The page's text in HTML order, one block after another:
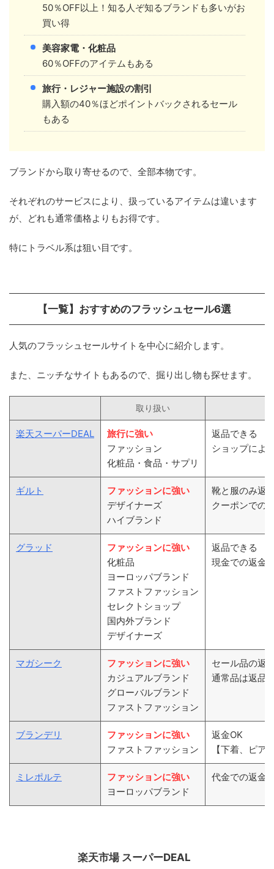
50％OFF以上！知る人ぞ知るブランドも多いがお
買い得
美容家電・化粧品
60％OFFのアイテムもある
旅行・レジャー施設の割引
購入額の40％ほどポイントバックされるセール
もある
ブランドから取り寄せるので、全部本物です。
それぞれのサービスにより、扱っているアイテムは違います
が、どれも通常価格よりもお得です。
特にトラベル系は狙い目です。
【一覧】おすすめのフラッシュセール6選
人気のフラッシュセールサイトを中心に紹介します。
また、ニッチなサイトもあるので、掘り出し物も探せます。
取り扱い
楽天スーパーDEAL
旅行に強い
ファッション
化粧品・食品・サプリ
返品できる
ショップによ
ギルト
ファッションに強い
デザイナーズ
ハイブランド
靴と服のみ返
クーポンでの
グラッド
ファッションに強い
化粧品
ヨーロッパブランド
ファストファッション
セレクトショップ
国内外ブランド
デザイナーズ
返品できる
現金での返金
マガシーク
ファッションに強い
カジュアルブランド
グローバルブランド
ファストファッション
セール品の返
通常品は返品
ブランデリ
ファッションに強い
ファストファッション
返金OK
【下着、ピア
ミレポルテ
ファッションに強い
ヨーロッパブランド
代金での返金
楽天市場 スーパーDEAL